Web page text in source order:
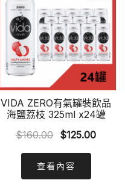
VIDA ZERO有氣罐裝飲品
海鹽荔枝 325ml x24罐
$160.00 Original
was:
$160.00.
$125.00
查看內容